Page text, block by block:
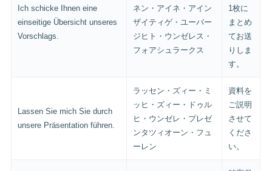
Ich schicke Ihnen eine
einseitige Übersicht unseres
Vorschlags.
ネン・アイネ・アイン
ザイティゲ・ユーバー
ジヒト・ウンゼレス・
フォアシュラークス
1枚に
まとめ
てお送
りしま
す。
Lassen Sie mich Sie durch
unsere Präsentation führen.
ラッセン・ズィー・ミ
ッヒ・ズィー・ドゥル
ヒ・ウンゼレ・プレゼ
ンタツィオーン・フュ
ーレン
資料を
ご説明
させて
くださ
い。